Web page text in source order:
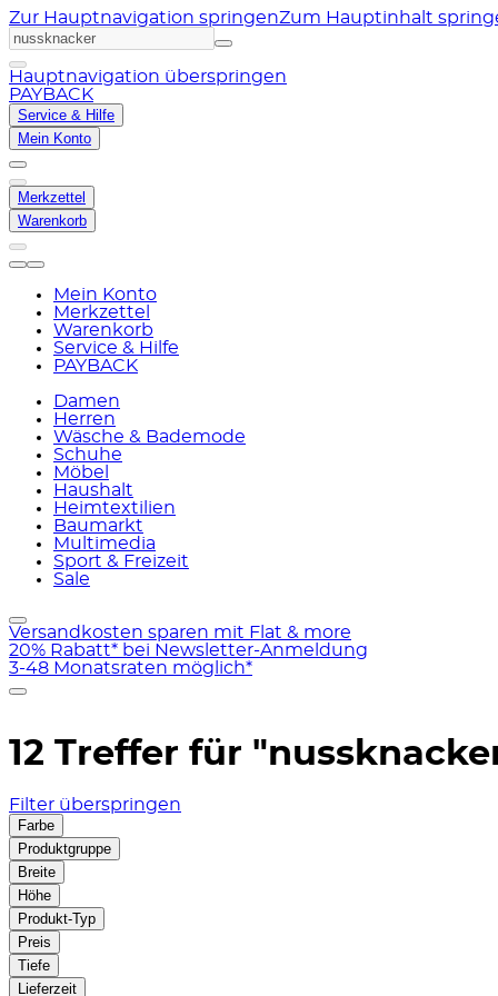
Zur Hauptnavigation springenZum Hauptinhalt
Hauptnavigation überspringen
PAYBACK
Service & Hilfe
Mein Konto
Merkzettel
Warenkorb
Mein Konto
Merkzettel
Warenkorb
Service & Hilfe
PAYBACK
Damen
Herren
Wäsche & Bademode
Schuhe
Möbel
Haushalt
Heimtextilien
Baumarkt
Multimedia
Sport & Freizeit
Sale
Versandkosten sparen mit Flat & more
20% Rabatt* bei Newsletter-Anmeldung
3-48 Monatsraten möglich*
12 Treffer für
Filter überspringen
Farbe
Produktgruppe
Breite
Höhe
Produkt-Typ
Preis
Tiefe
Lieferzeit